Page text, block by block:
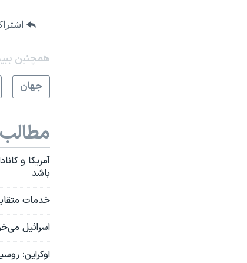
همچنبن
جهان
آمریکا و
باشد
خدمات
اسرائيل
اوکراین: